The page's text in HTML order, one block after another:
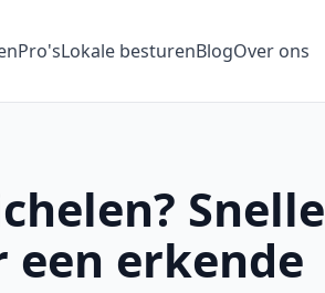
Pro'sLokale besturenBlogOver ons
Snelle
erkende